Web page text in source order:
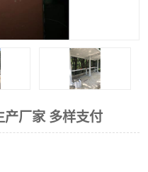
产厂家 多样支付